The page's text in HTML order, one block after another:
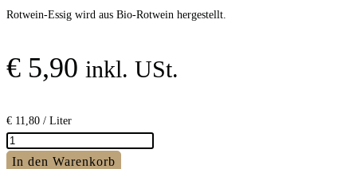
Rotwein-Essig wird aus Bio-Rotwein hergestellt.
€ 5,90 inkl. USt.
€ 11,80 / Liter
Bio-
Rotweinessig
In den Warenkorb